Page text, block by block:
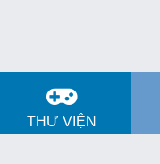
THƯ VIỆN